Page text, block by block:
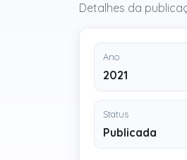
Detalhes da
Ano
2021
Status
Publicada